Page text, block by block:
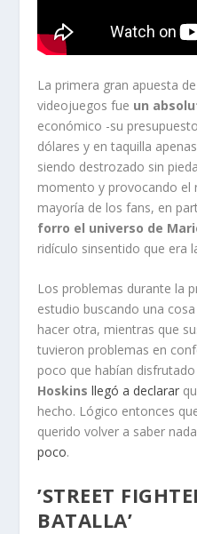
La primera gran apuesta
videojuegos fue un
económico -su
dólares y en taquilla
siendo destrozado sin
momento y provocando el
mayoría de los fans, en
forro el universo de
ridículo sinsentido que era
Los problemas durante la
estudio buscando una
hacer otra, mientras que
tuvieron problemas en
poco que habían
Hoskins llegó a declarar
hecho. Lógico entonces
querido volver a saber
poco.
’STREET
BATALLA’